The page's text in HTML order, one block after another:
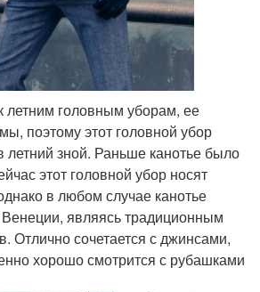
летним головным уборам, ее
поэтому этот головной убор
летний зной. Раньше канотье было
этот головной убор носят
в любом случае канотье
являясь традиционным
Отлично сочетается с джинсами,
хорошо смотрится с рубашками